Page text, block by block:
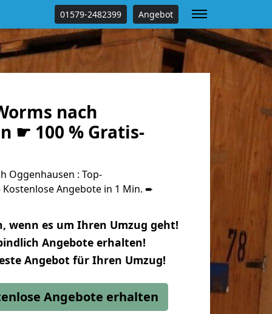
01579-2482399 Angebot
nach
☛ 100 % Gratis-
Oggenhausen : Top-
Angebote in 1 Min. ➨
wenn es um Ihren Umzug geht!
Angebote erhalten!
Angebot für Ihren Umzug!
Angebote erhalten